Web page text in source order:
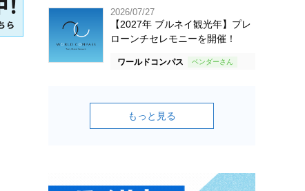
2026/07/27
【2027年 ブルネイ観光年】プレ
ローンチセレモニーを開催！
ワールドコンパス
もっと見る